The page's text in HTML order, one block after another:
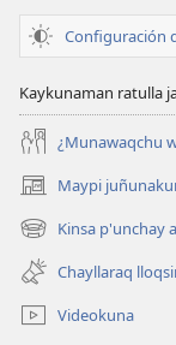
Configuración
Kaykunaman ratulla
¿Munawaqchu
Maypi
(abre
una
nueva
ventana)
Kinsa p'unchay
(abre
una
nueva
ventana)
Chayllaraq
Videokuna